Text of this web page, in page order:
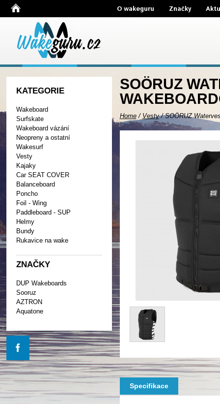
O wakeguru Značky
KATEGORIE
Wakeboard
Surfskate
Wakeboard vázání
Neopreny a ostatní
Wakesurf
Vesty
Kajaky
Car SEAT COVER
Balanceboard
Poncho
Foil - Wing
Paddleboard - SUP
Helmy
Bundy
Rukavice na wake
ZNAČKY
DUP Wakeboards
Sooruz
AZTRON
Aquatone
SOÖRUZ
Home/ Vesty/SOÖRUZ
Specifikace